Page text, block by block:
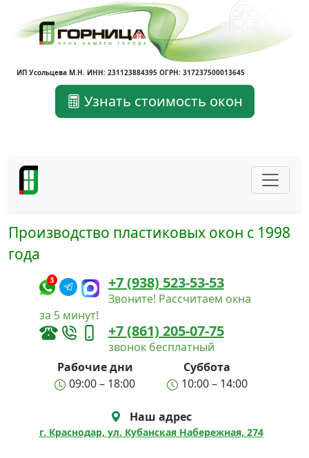
ИП Усольцева М.Н. ИНН: 231123884395 ОГРН: 317237500013645
Узнать стоимость окон
Производство пластиковых окон с 1998
года
3 +7 (938) 523-53-53
Звоните! Рассчитаем окна
за 5 минут!
+7 (861) 205-07-75
звонок бесплатный
Рабочие дни
Суббота
09:00 – 18:00
10:00 – 14:00
Наш адрес
г. Краснодар, ул. Кубанская Набережная, 274